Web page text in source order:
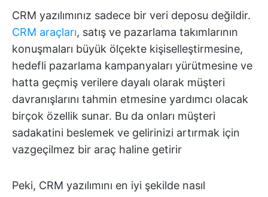
CRM yazılımınız sadece bir veri deposu değildir.
CRM araçları, satış ve pazarlama takımlarının
konuşmaları büyük ölçekte kişiselleştirmesine,
hedefli pazarlama kampanyaları yürütmesine ve
hatta geçmiş verilere dayalı olarak müşteri
davranışlarını tahmin etmesine yardımcı olacak
birçok özellik sunar. Bu da onları müşteri
sadakatini beslemek ve gelirinizi artırmak için
vazgeçilmez bir araç haline getirir
Peki, CRM yazılımını en iyi şekilde nasıl